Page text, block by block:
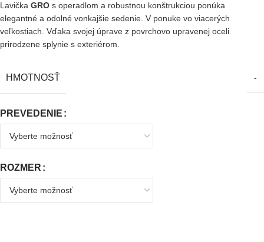
Lavička GRO s operadlom a robustnou konštrukciou ponúka
elegantné a odolné vonkajšie sedenie. V ponuke vo viacerých
veľkostiach. Vďaka svojej úprave z povrchovo upravenej oceli
prirodzene splynie s exteriérom.
HMOTNOSŤ -
PREVEDENIE
ROZMER